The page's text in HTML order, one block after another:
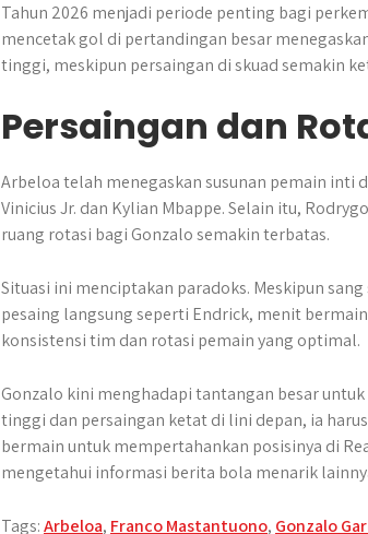
Tahun 2026 menjadi periode penting bagi
mencetak gol di pertandingan besar
tinggi, meskipun persaingan di skuad semakin
Persaingan dan
Arbeloa telah menegaskan susunan pemain inti
Vinicius Jr. dan Kylian Mbappe. Selain itu,
ruang rotasi bagi Gonzalo semakin terbatas.
Situasi ini menciptakan paradoks. Meskipun
pesaing langsung seperti Endrick, menit
konsistensi tim dan rotasi pemain yang optimal.
Gonzalo kini menghadapi tantangan besar
tinggi dan persaingan ketat di lini depan, ia
bermain untuk mempertahankan posisinya di
mengetahui informasi berita bola menarik
Tags:Arbeloa, Franco Mastantuono, Gonzalo